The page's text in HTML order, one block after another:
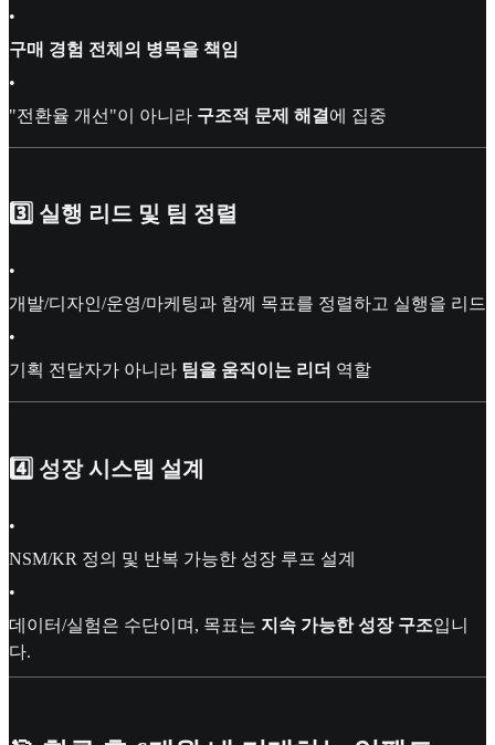
•
구매 경험 전체의 병목을 책임
•
"전환율 개선"이 아니라 구조적 문제 해결 에 집중
3️⃣ 실행 리드 및 팀 정렬
•
개발/디자인/운영/마케팅과 함께 목표를 정렬하고 실행을 리드
•
기획 전달자가 아니라 팀을 움직이는 리더 역할
4️⃣ 성장 시스템 설계
•
NSM/KR 정의 및 반복 가능한 성장 루프 설계
•
데이터/실험은 수단이며, 목표는 지속 가능한 성장 구조입니
다.